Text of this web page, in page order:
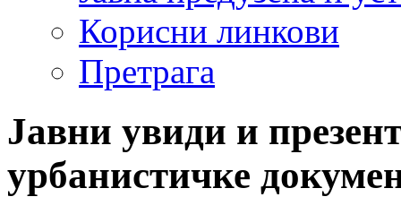
Корисни линкови
Претрага
Јавни увиди и
урбанистичке